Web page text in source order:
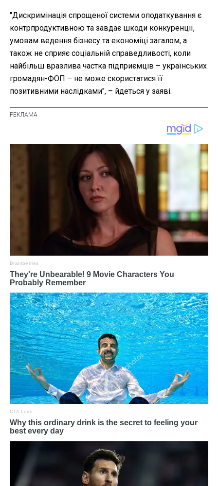
"Дискримінація спрощеної системи оподаткування є
контрпродуктивною та завдає шкоди конкуренції,
умовам ведення бізнесу та економіці загалом, а
також не сприяє соціальній справедливості, коли
найбільш вразлива частка підприємців – українських
громадян-ФОП – не може скористатися її
позитивними наслідками", – йдеться у заяві.